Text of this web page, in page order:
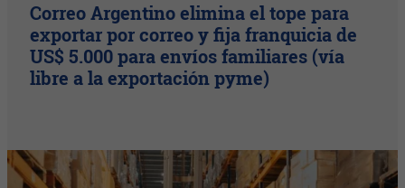
Correo Argentino elimina el tope para
exportar por correo y fija franquicia de
US$ 5.000 para envíos familiares (vía
libre a la exportación pyme)